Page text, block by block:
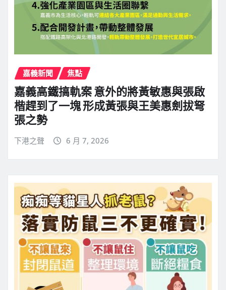
嘉義新聞 焦點
嘉義高鐵搞軌案 意外的將黃敏惠與張啟
楷趕到了一塊 形成黃張與王美惠劍拔弩
張之勢
下港之聲 6 月 7, 2026